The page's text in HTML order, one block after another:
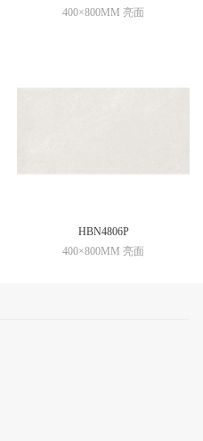
400×800MM 亮面
HBN4806P
400×800MM 亮面